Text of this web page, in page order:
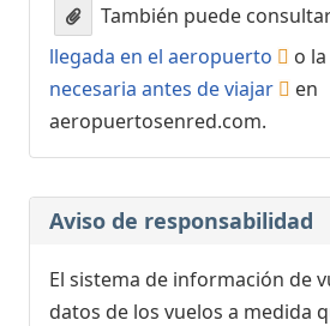
También puede
llegada en el aeropuerto
o la
necesaria antes de viajar
en
aeropuertosenred.com.
Aviso de responsabilidad
El sistema de información de
datos de los vuelos a medida